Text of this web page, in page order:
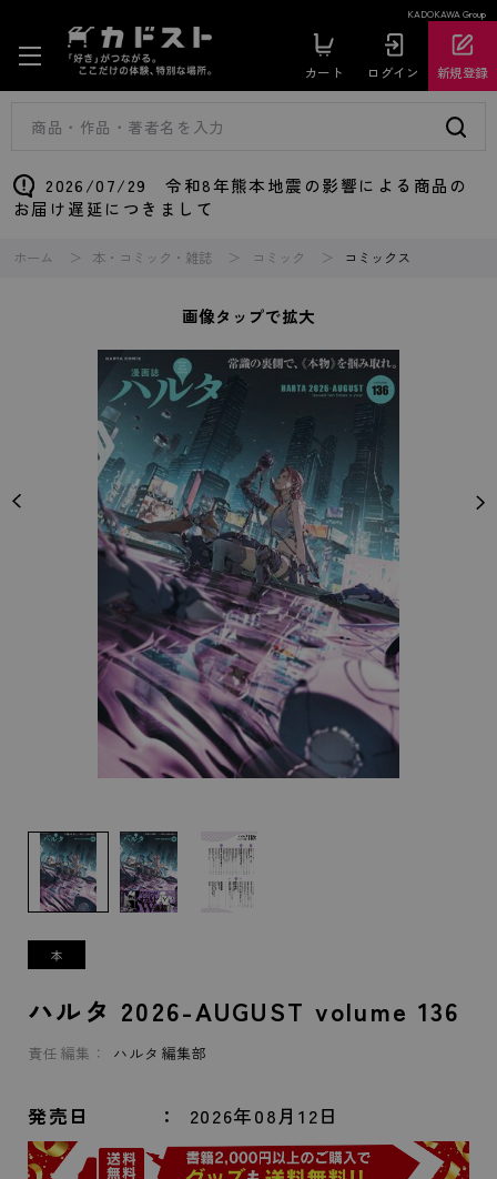
KADOKAWA Group
カート ログイン 新規登録
2026/07/29 令和8年熊本地震の影響による商品の
お届け遅延につきまして
ホーム 本・コミック・雑誌 コミック コミックス
画像タップで拡大
ハルタ 2026-AUGUST volume 136
責任編集： ハルタ編集部
発売日 2026年08月12日